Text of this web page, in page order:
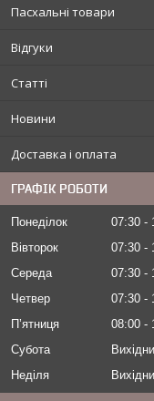
Пасхальні товари
Відгуки
Статті
Новини
Доставка і оплата
ГРАФІК РОБОТИ
Понеділок 07:30
Вівторок
07:30
Середа
07:30
Четвер
07:30
Пʼятниця
08:00
Субота
Неділя